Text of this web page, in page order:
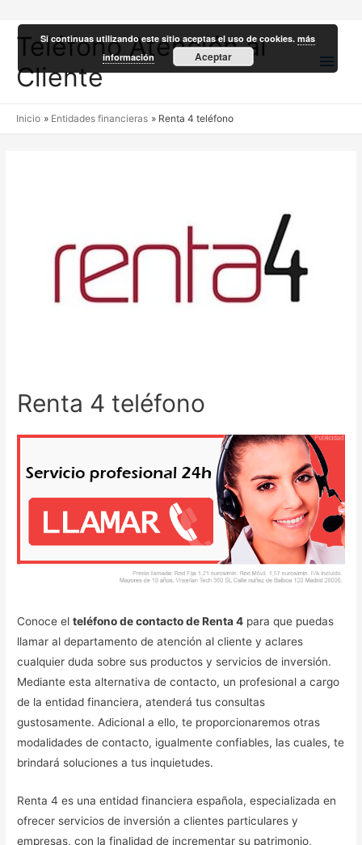
Teléfono Atención al
Cliente
Inicio Entidades financieras Renta 4 teléfono
Renta 4 teléfono
Conoce elteléfono de contacto de Renta 4 para que puedas
llamar al departamento de atención al cliente y aclares
cualquier duda sobre sus productos y servicios de inversión.
Mediante esta alternativa de contacto, un profesional a cargo
de la entidad financiera, atenderá tus consultas
gustosamente. Adicional a ello, te proporcionaremos otras
modalidades de contacto, igualmente confiables, las cuales, te
brindará soluciones a tus inquietudes.
Renta 4 es una entidad financiera española, especializada en
ofrecer servicios de inversión a clientes particulares y
empresas, con la finalidad de incrementar su patrimonio,
Si continuas utilizando este sitio aceptas el uso de cookies.más
información
Aceptar